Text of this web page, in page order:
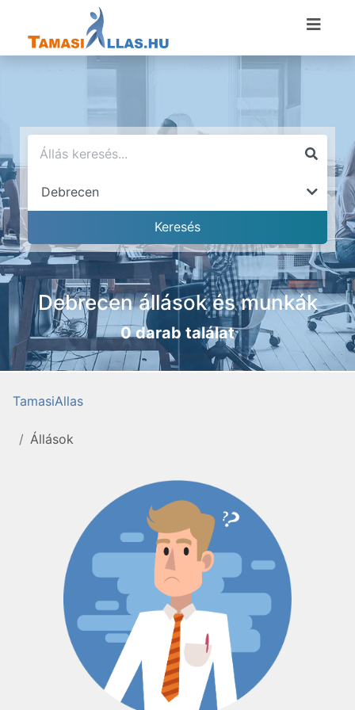
Debrecen állások és munkák
0 darab találat
TamasiAllas
Állások